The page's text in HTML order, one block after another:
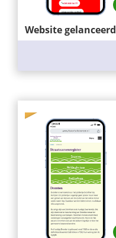
Website
Voor W&D VvE
website mogen